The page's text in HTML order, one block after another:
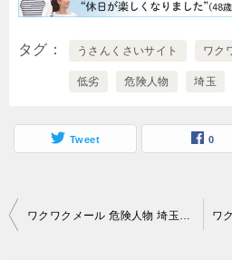
タグ うさんくさいサイト ワク
低劣 危険人物 埼玉
Tweet 0
投
ワクワクメール 危険人物 埼玉｜せつない想いを抱えて苦慮するのは仕方のないことですが…。